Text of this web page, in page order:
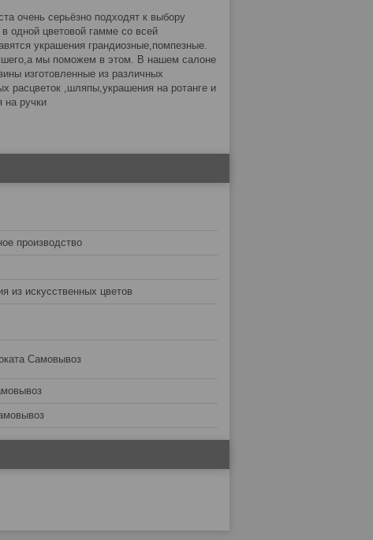
очень серьёзно подходят к выбору
одной цветовой гамме со всей
украшения грандиозные,помпезные.
мы поможем в этом. В нашем салоне
изготовленные из различных
расцветок ,шляпы,украшения на ротанге и
на ручки
производство
из искусственных цветов
Самовывоз